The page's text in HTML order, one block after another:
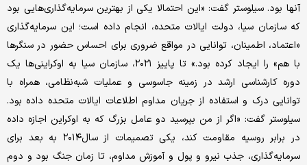
آنها بود. سیلوستر گفت: «این احتمالا یکی از بهترین سرمایه‌گذاری‌هایی بود
که سازمان سیا، دولت ایالات متحده، انجام داده است؛ این سرمایه‌گذاری
«اعتماد، اطمینان، توانایی در مواقع ضروری برای احساس حضور در سنگرها
با هم» را ایجاد کرده بود.» تا پاییز ۲۰۲۱، سازمان سیا به اوکراینی‌ها یک
دوره کارشناسی ارشد در زمینه جاسوسی و عملیات شبه‌نظامی، همراه با
توانایی درک و استفاده از جریان مداوم اطلاعات ایالات متحده داده بود.
سیلوستر گفت: «اگر از من بپرسید دو عامل بزرگ که به اوکراین اجازه داده
در برابر روسیه مقاومت کند، یکی تصمیمات از سال۲۰۱۴ به بعد برای
سرمایه‌گذاری، جذب نیرو و پول و آموزش مداوم، تا زمان جنگ بود و دوم